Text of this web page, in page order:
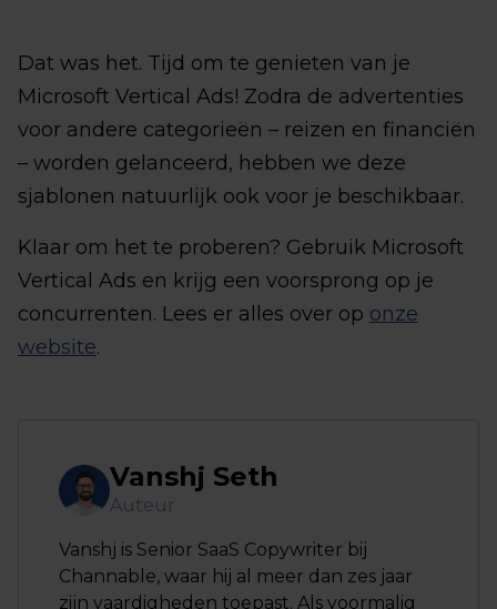
Dat was het. Tijd om te genieten van je
Microsoft Vertical Ads! Zodra de advertenties
voor andere categorieën – reizen en financiën
– worden gelanceerd, hebben we deze
sjablonen natuurlijk ook voor je beschikbaar.
Klaar om het te proberen? Gebruik Microsoft
Vertical Ads en krijg een voorsprong op je
concurrenten. Lees er alles over op onze
website.
Vanshj Seth
Auteur
Vanshj is Senior SaaS Copywriter bij
Channable, waar hij al meer dan zes jaar
zijn vaardigheden toepast. Als voormalig